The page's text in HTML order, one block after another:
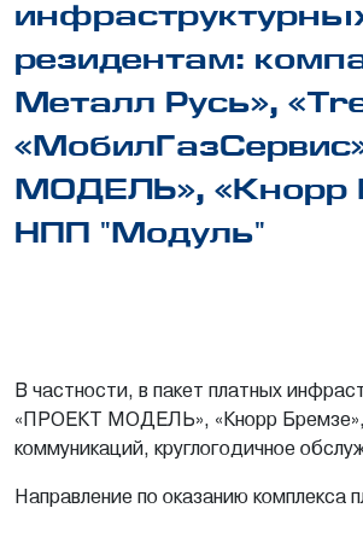
резидентам:
Металл Русь»,
МОДЕЛЬ», «Кнорр
НПП "Модуль"
В частности, в пакет платных
«ПРОЕКТ МОДЕЛЬ», «Кнорр Бремзе»,
коммуникаций, круглогодичное
Направление по оказанию